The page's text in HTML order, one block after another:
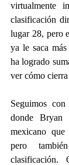
virtualmente
clasificación
lugar 28, pero
ya le saca
ha logrado
ver cómo cierra
Seguimos
donde Bryan
mexicano
pero